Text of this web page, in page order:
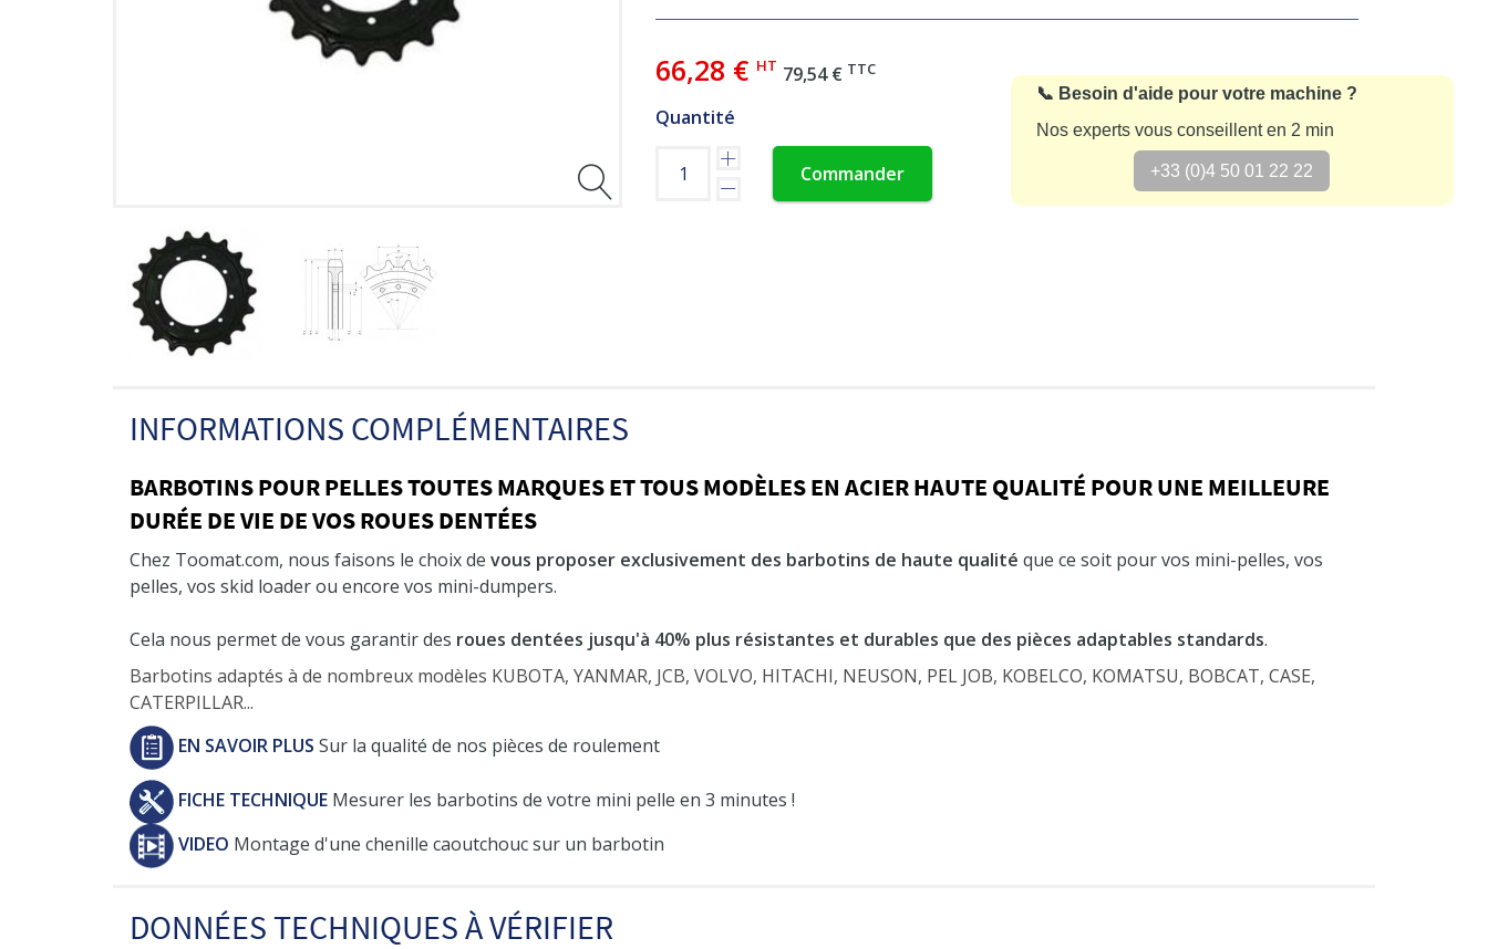
66,28 € HT 79,54 € TTC
Quantité
Commander
📞 Besoin d'aide pour votre machine ?
Nos experts vous conseillent en 2 min
+33 (0)4 50 01 22 22
INFORMATIONS COMPLÉMENTAIRES
BARBOTINS POUR PELLES TOUTES MARQUES ET TOUS MODÈLES EN ACIER HAUTE QUALITÉ POUR UNE MEILLEURE
DURÉE DE VIE DE VOS ROUES DENTÉES
Chez Toomat.com, nous faisons le choix de vous proposer exclusivement des barbotins de haute qualité que ce soit pour vos mini-pelles, vos
pelles, vos skid loader ou encore vos mini-dumpers.
Cela nous permet de vous garantir des roues dentées jusqu'à 40% plus résistantes et durables que des pièces adaptables standards.
Barbotins adaptés à de nombreux modèles KUBOTA, YANMAR, JCB, VOLVO, HITACHI, NEUSON, PEL JOB, KOBELCO, KOMATSU, BOBCAT, CASE,
CATERPILLAR...
EN SAVOIR PLUS Sur la qualité de nos pièces de roulement
FICHE TECHNIQUE Mesurer les barbotins de votre mini pelle en 3 minutes !
VIDEO Montage d'une chenille caoutchouc sur un barbotin
DONNÉES TECHNIQUES À VÉRIFIER